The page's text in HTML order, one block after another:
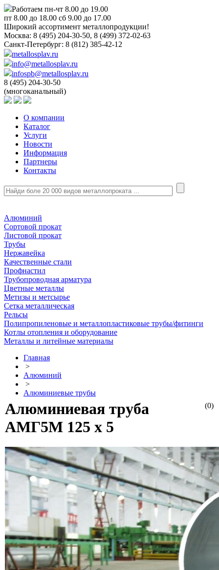
Работаем пн-чт 8.00 до 19.00
пт 8.00 до 18.00 сб 9.00 до 17.00
Широкий ассортимент металлопродукции!
Москва: 8 (495) 204-30-50, 8 (499) 372-02-63
Санкт-Петербург: 8 (812) 385-42-12
metallosplav.ru
info@metallosplav.ru
infospb@metallosplav.ru
8 (495) 204-30-50
(многоканальный)
О компании
Каталог
Услуги
Новости
Информация
Партнеры
Контакты
Алюминий
Сортовой прокат
Листовой прокат
Трубы
Нержавейка
Качественные стали
Профнастил
Трубопроводная арматура
Цветные металлы
Метизы и метсырье
Сетка металлическая
Рельсы
Полипропиленовые и металлопластиковые трубы/фитинги
Котлы отопления и оборудование
Металлы и литейные материалы
Главная
>
Алюминий
>
Алюминиевые трубы
(0)
Алюминиевая труба
АМГ5М 125 х 5